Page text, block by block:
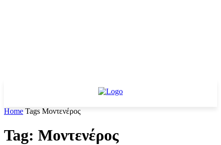
Home Tags Μοντενέρος
Tag: Μοντενέρος